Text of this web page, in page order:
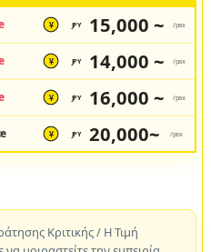
¥ JPY 15,000 ~ /pax
¥ JPY 14,000 ~ /pax
¥ JPY 16,000 ~ /pax
¥ JPY 20,000~ /pax
Κριτικής / Η Τιμή